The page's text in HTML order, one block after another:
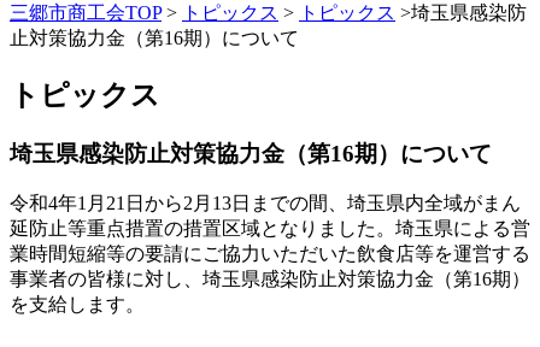
三郷市商工会TOP> トピックス > トピックス >埼玉県感染防
止対策協力金（第16期）について
トピックス
埼玉県感染防止対策協力金（第16期）について
令和4年1月21日から2月13日までの間、埼玉県内全域がまん
延防止等重点措置の措置区域となりました。埼玉県による営
業時間短縮等の要請にご協力いただいた飲食店等を運営する
事業者の皆様に対し、埼玉県感染防止対策協力金（第16期）
を支給します。